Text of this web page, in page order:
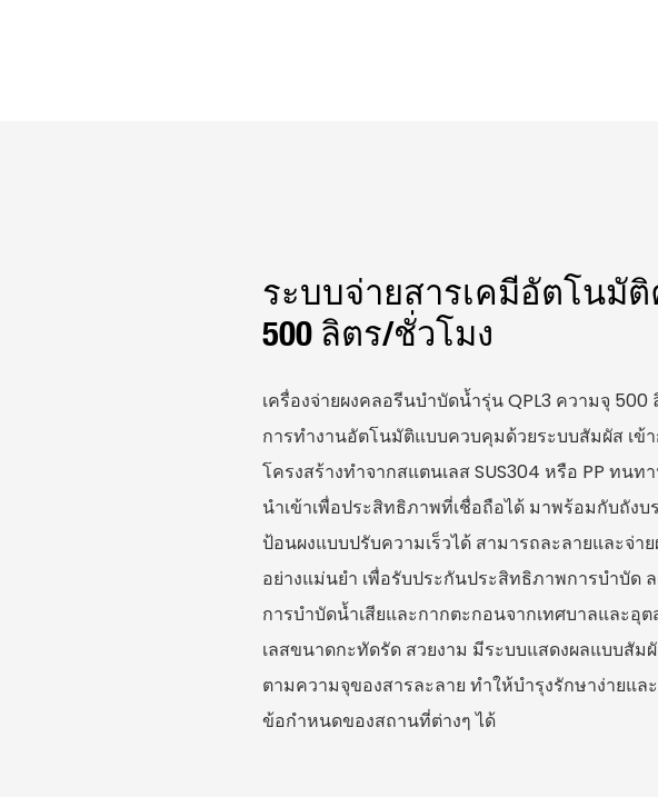
ระบบจ่ายสารเคมีอัตโนมั
500 ลิตร/ชั่วโมง
เครื่องจ่ายผงคลอรีนบำบัดน้ำรุ่น QPL3 ความจุ
การทำงานอัตโนมัติแบบควบคุมด้วยระบบสัมผัส เข้
โครงสร้างทำจากสแตนเลส SUS304 หรือ PP ทน
นำเข้าเพื่อประสิทธิภาพที่เชื่อถือได้ มาพร้อมกับถังบ
ป้อนผงแบบปรับความเร็วได้ สามารถละลายและจ่า
อย่างแม่นยำ เพื่อรับประกันประสิทธิภาพการบำบัด
การบำบัดน้ำเสียและกากตะกอนจากเทศบาลและอุ
เลสขนาดกะทัดรัด สวยงาม มีระบบแสดงผลแบบสัม
ตามความจุของสารละลาย ทำให้บำรุงรักษาง่ายแ
ข้อกำหนดของสถานที่ต่างๆ ได้